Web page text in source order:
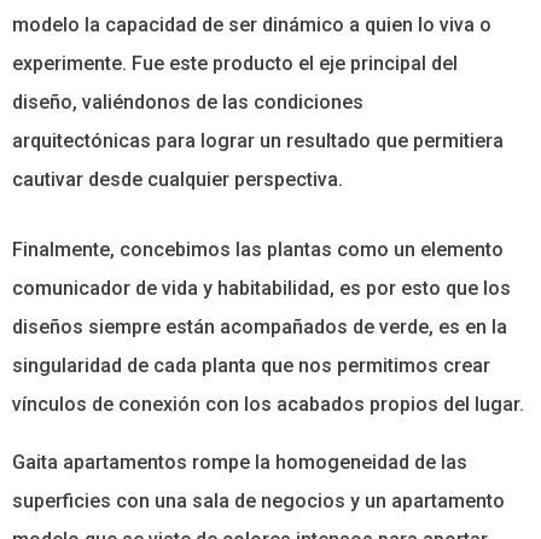
modelo la capacidad de ser dinámico a quien lo viva o
experimente. Fue este producto el eje principal del
diseño, valiéndonos de las condiciones
arquitectónicas para lograr un resultado que permitiera
cautivar desde cualquier perspectiva.
Finalmente, concebimos las plantas como un elemento
comunicador de vida y habitabilidad, es por esto que los
diseños siempre están acompañados de verde, es en la
singularidad de cada planta que nos permitimos crear
vínculos de conexión con los acabados propios del lugar.
Gaita apartamentos rompe la homogeneidad de las
superficies con una sala de negocios y un apartamento